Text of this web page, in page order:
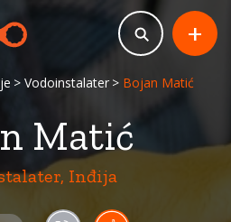
Vodoinstalater Bojan Matić
Matić
Inđija
+